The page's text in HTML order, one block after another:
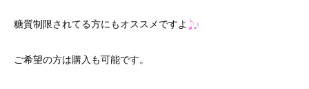
糖質制限されてる方にもオススメですよ
ご希望の方は購入も可能です。